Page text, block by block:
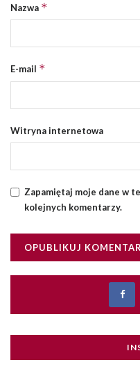
Nazwa *
E-mail *
Witryna internetowa
Zapamiętaj moje dane w
kolejnych komentarzy.